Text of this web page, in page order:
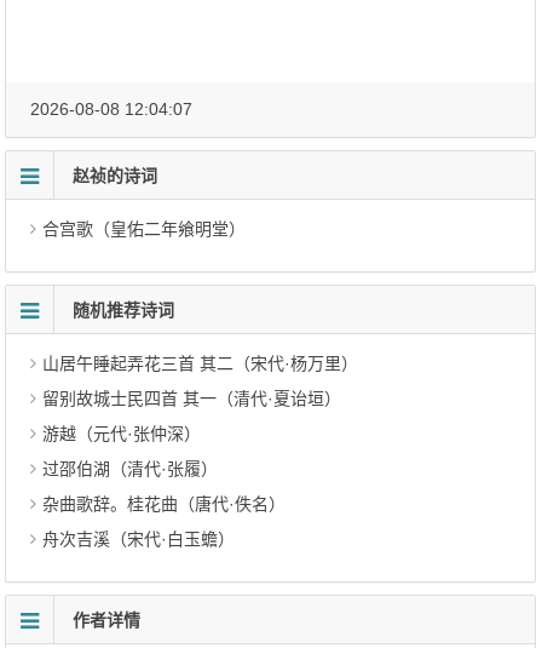
2026-08-08 12:04:07
赵祯的诗词
合宫歌（皇佑二年飨明堂）
随机推荐诗词
山居午睡起弄花三首 其二（宋代·杨万里）
留别故城士民四首 其一（清代·夏诒垣）
游越（元代·张仲深）
过邵伯湖（清代·张履）
杂曲歌辞。桂花曲（唐代·佚名）
舟次吉溪（宋代·白玉蟾）
作者详情